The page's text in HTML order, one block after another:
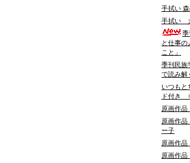
手拭い
手拭い
と仕事
こと」
季刊民
で読み解
いつもと
ド付き
原画作
原画作
ー子
原画作
原画作